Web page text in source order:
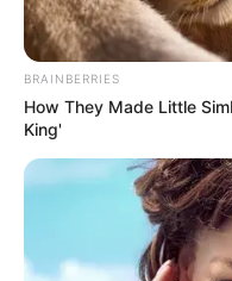
BRAINBERRIES
How They Made Little
King'